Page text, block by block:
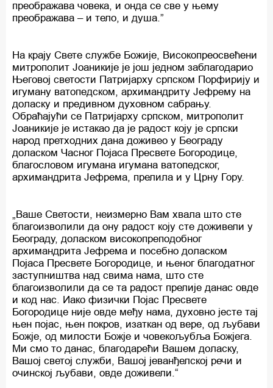
преображава човека, и онда се све у њему
преображава – и тело, и душа.”
На крају Свете службе Божије, Високопреосвећени
митрополит Јоаникије је још једном заблагодарио
Његовој светости Патријарху српском Порфирију и
игуману ватопедском, архимандриту Јефрему на
доласку и предивном духовном сабрању.
Обраћајући се Патријарху српском, митрополит
Јоаникије је истакао да је радост коју је српски
народ претходних дана доживео у Београду
доласком Часног Појаса Пресвете Богородице,
благословом игумана игумана ватопедског,
архимандрита Јефрема, прелила и у Црну Гору.
„Ваше Светости, неизмерно Вам хвала што сте
благоизволили да ону радост коју сте доживели у
Београду, доласком високопреподобног
архимандрита Јефрема и посебно доласком
Појаса Пресвете Богородице, и њеног благодатног
заступништва над свима нама, што сте
благоизволили да се та радост прелије данас овде
и код нас. Иако физички Појас Пресвете
Богородице није овде међу нама, духовно јесте тај
њен појас, њен покров, изаткан од вере, од љубави
Божје, од милости Божје и човекољубља Божјега.
Ми смо то данас, благодарећи Вашем доласку,
Вашој светој служби, Вашој јеванђелској речи и
очинској љубави, овде доживели.“